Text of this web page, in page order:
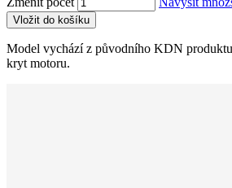
Vložit do košíku
Model vychází z původního KDN
kryt motoru.